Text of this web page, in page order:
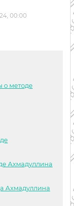
00:00
о методе
Ахмадуллина
Ахмадуллина